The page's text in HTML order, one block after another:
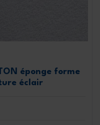
éponge forme
éclair